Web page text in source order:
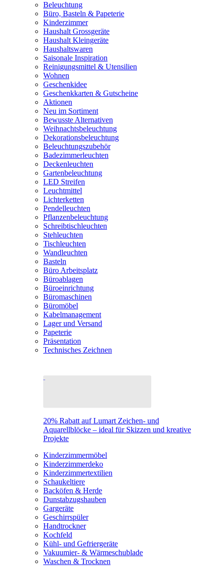
Beleuchtung
Büro, Basteln & Papeterie
Kinderzimmer
Haushalt Grossgeräte
Haushalt Kleingeräte
Haushaltswaren
Saisonale Inspiration
Reinigungsmittel & Utensilien
Wohnen
Geschenkidee
Geschenkkarten & Gutscheine
Aktionen
Neu im Sortiment
Bewusste Alternativen
Weihnachtsbeleuchtung
Dekorationsbeleuchtung
Beleuchtungszubehör
Badezimmerleuchten
Deckenleuchten
Gartenbeleuchtung
LED Streifen
Leuchtmittel
Lichterketten
Pendelleuchten
Pflanzenbeleuchtung
Schreibtischleuchten
Stehleuchten
Tischleuchten
Wandleuchten
Basteln
Büro Arbeitsplatz
Büroablagen
Büroeinrichtung
Büromaschinen
Büromöbel
Kabelmanagement
Lager und Versand
Papeterie
Präsentation
Technisches Zeichnen
20% Rabatt auf Lumart Zeichen- und
Aquarellblöcke – ideal für Skizzen und kreative
Projekte
Kinderzimmermöbel
Kinderzimmerdeko
Kinderzimmertextilien
Schaukeltiere
Backöfen & Herde
Dunstabzugshauben
Gargeräte
Geschirrspüler
Handtrockner
Kochfeld
Kühl- und Gefriergeräte
Vakuumier- & Wärmeschublade
Waschen & Trocknen